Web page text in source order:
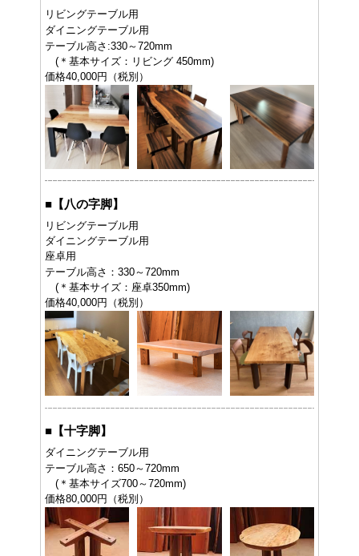
リビングテーブル用
ダイニングテーブル用
テーブル高さ:330～720mm
(＊基本サイズ：リビング 450mm)
価格40,000円（税別）
■ 【八の字脚】
リビングテーブル用
ダイニングテーブル用
座卓用
テーブル高さ：330～720mm
(＊基本サイズ：座卓350mm)
価格40,000円（税別）
■ 【十字脚】
ダイニングテーブル用
テーブル高さ：650～720mm
(＊基本サイズ700～720mm)
価格80,000円（税別）